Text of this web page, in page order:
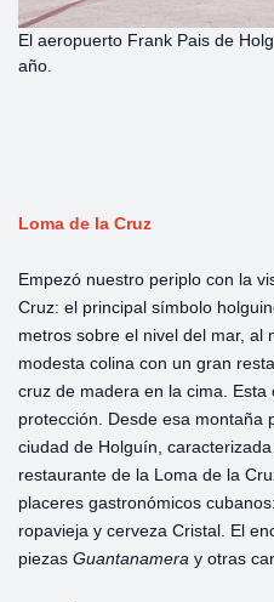
El aeropuerto Frank Pais de
año.
Loma de la Cruz
Empezó nuestro periplo con la
Cruz: el principal símbolo
metros sobre el nivel del mar, al
modesta colina con un gran
cruz de madera en la cima.
protección. Desde esa montaña
ciudad de Holguín,
restaurante de la Loma de la
placeres gastronómicos
ropavieja y cerveza Cristal. El
piezas Guantanamera y otras